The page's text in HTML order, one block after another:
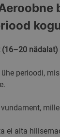
nädalat)
perioodi,
ei aita